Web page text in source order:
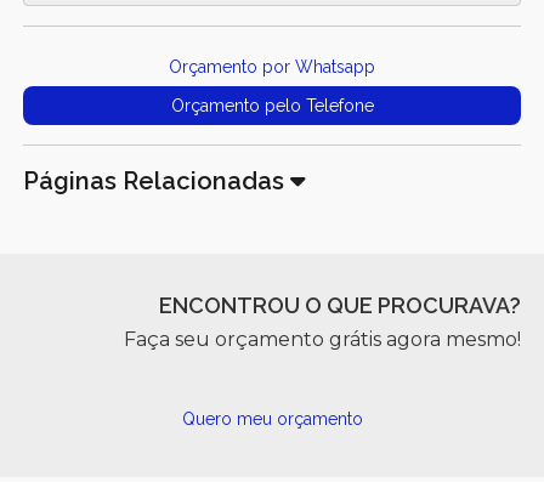
Orçamento por Whatsapp
Orçamento pelo Telefone
Páginas Relacionadas
ENCONTROU O QUE PROCURAVA?
Faça seu orçamento grátis agora mesmo!
Quero meu orçamento